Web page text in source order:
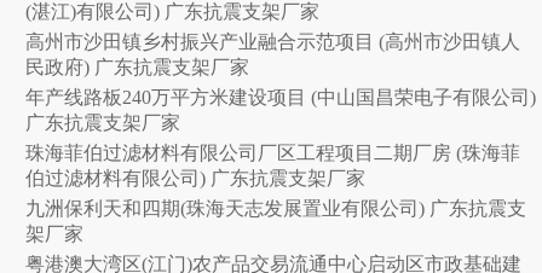
(湛江)有限公司) 广东抗震支架厂家
高州市沙田镇乡村振兴产业融合示范项目 (高州市沙田镇人
民政府) 广东抗震支架厂家
年产线路板240万平方米建设项目 (中山国昌荣电子有限公司)
广东抗震支架厂家
珠海菲伯过滤材料有限公司厂区工程项目二期厂房 (珠海菲
伯过滤材料有限公司) 广东抗震支架厂家
九洲保利天和四期(珠海天志发展置业有限公司) 广东抗震支
架厂家
粤港澳大湾区(江门)农产品交易流通中心启动区市政基础建